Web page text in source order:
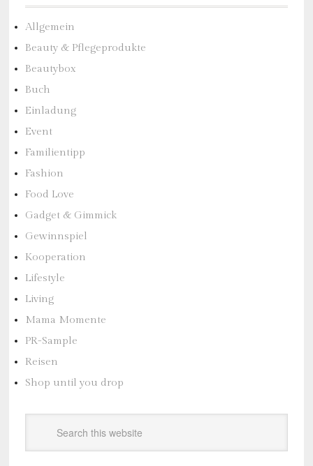
Allgemein
Beauty & Pflegeprodukte
Beautybox
Buch
Einladung
Event
Familientipp
Fashion
Food Love
Gadget & Gimmick
Gewinnspiel
Kooperation
Lifestyle
Living
Mama Momente
PR-Sample
Reisen
Shop until you drop